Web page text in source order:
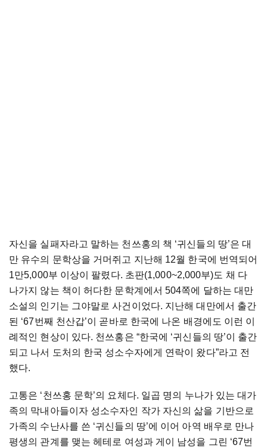
자신을 실패자라고 말하는 천쓰홍의 책 ‘귀신들의 땅’은 대
만 유수의 문학상을 거머쥐고 지난해 12월 한국에 번역되어
1만5,000부 이상이 팔렸다. 초판(1,000~2,000부)도 채 다
나가지 않는 책이 허다한 문학계에서 504쪽에 달하는 대만
소설의 인기는 그야말로 사건이었다. 지난해 대만에서 출간
된 ‘67번째 천산갑’이 곧바로 한국에 나온 배경에도 이런 이
례적인 현상이 있다. 천쓰홍은 “한국에 ‘귀신들의 땅’이 출간
되고 나서 도처의 한국 성소수자에게 연락이 왔다”라고 전
했다.
고통은 ‘천쓰홍 문학’의 요체다. 일곱 명의 누나가 있는 대가
족의 막내아들이자 성소수자인 작가 자신의 삶을 기반으로
가족의 수난사를 쓴 ‘귀신들의 땅’에 이어 아역 배우로 만나
평생의 관계를 맺는 헤테로 여성과 게이 남성을 그린 ‘67번